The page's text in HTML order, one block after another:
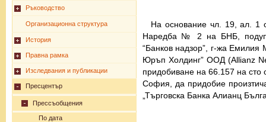
Ръководство
Организационна структура
История
Правна рамка
Изследвания и публикации
Пресцентър
Прессъобщения
По дата
На основание чл. 19, ал. 1
Наредба № 2 на БНБ,
“Банков надзор”, г-жа
Юръп Холдинг” ООД (Allianz
придобиване на 66.157 на сто
София, да придобие
„Търговска Банка Алианц